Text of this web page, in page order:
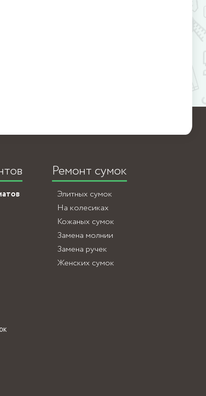
Ремонт сумок
Элитных сумок
На колесиках
Кожаных сумок
Замена молнии
Замена ручек
Женских сумок